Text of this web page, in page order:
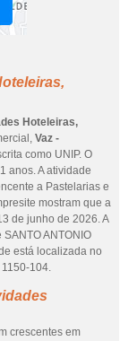
Hoteleiras,
Vaz -
como UNIP. O
anos. A atividade
a Pastelarias e
mostram que a
de junho de 2026. A
ANTONIO
está localizada no
104.
crescentes em